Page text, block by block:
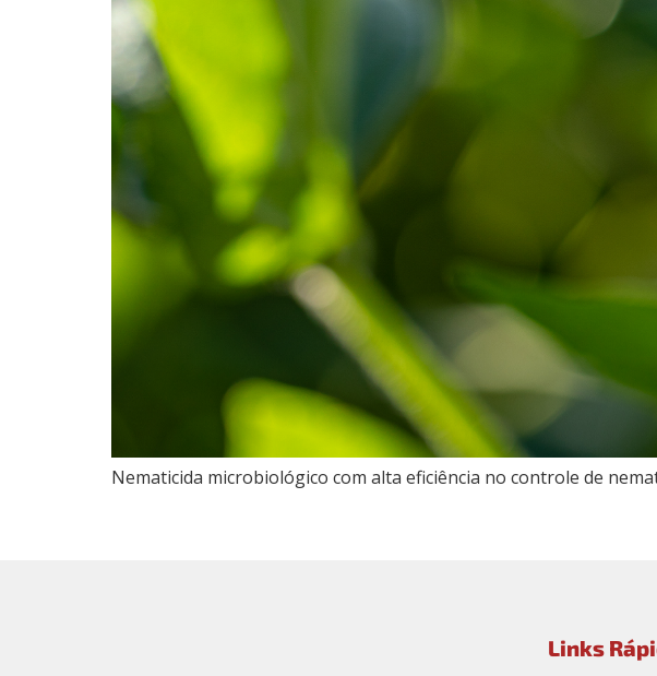
Nematicida microbiológico com alta eficiência no controle de
Links